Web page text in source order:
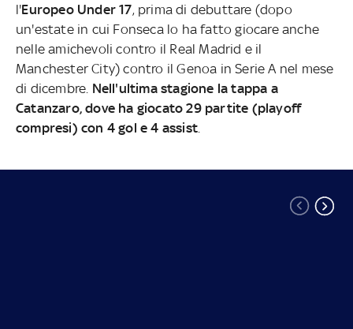
l'Europeo Under 17, prima di debuttare (dopo
un'estate in cui Fonseca lo ha fatto giocare anche
nelle amichevoli contro il Real Madrid e il
Manchester City) contro il Genoa in Serie A nel mese
di dicembre. Nell'ultima stagione la tappa a
Catanzaro, dove ha giocato 29 partite (playoff
compresi) con 4 gol e 4 assist